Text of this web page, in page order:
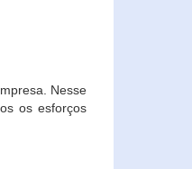
Nesse
os esforços